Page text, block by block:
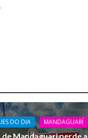
DO DIA MANDAGUARÍ
de Mandaguari perde a